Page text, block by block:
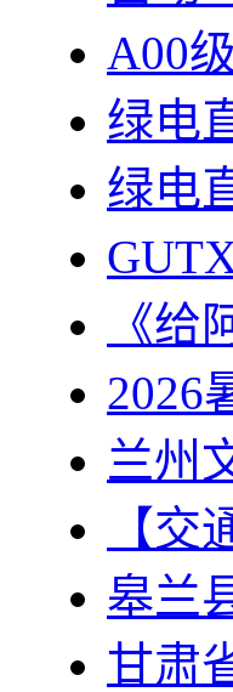
A00
绿电
绿电
《
2026
兰州
【
皋兰
甘肃